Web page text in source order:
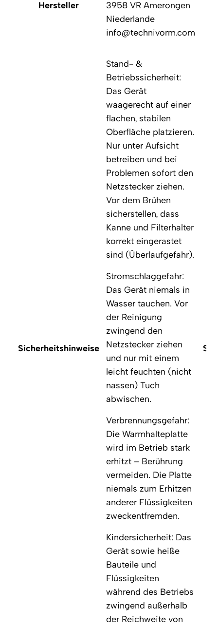
Hersteller
3958 VR Amerongen
Niederlande
info@technivorm.com
Sicherheitshinweise
Stand- &
Betriebssicherheit:
Das Gerät
waagerecht auf einer
flachen, stabilen
Oberfläche platzieren.
Nur unter Aufsicht
betreiben und bei
Problemen sofort den
Netzstecker ziehen.
Vor dem Brühen
sicherstellen, dass
Kanne und Filterhalter
korrekt eingerastet
sind (Überlaufgefahr).
Stromschlaggefahr:
Das Gerät niemals in
Wasser tauchen. Vor
der Reinigung
zwingend den
Netzstecker ziehen
und nur mit einem
leicht feuchten (nicht
nassen) Tuch
abwischen.
Verbrennungsgefahr:
Die Warmhalteplatte
wird im Betrieb stark
erhitzt – Berührung
vermeiden. Die Platte
niemals zum Erhitzen
anderer Flüssigkeiten
zweckentfremden.
Kindersicherheit: Das
Gerät sowie heiße
Bauteile und
Flüssigkeiten
während des Betriebs
zwingend außerhalb
der Reichweite von